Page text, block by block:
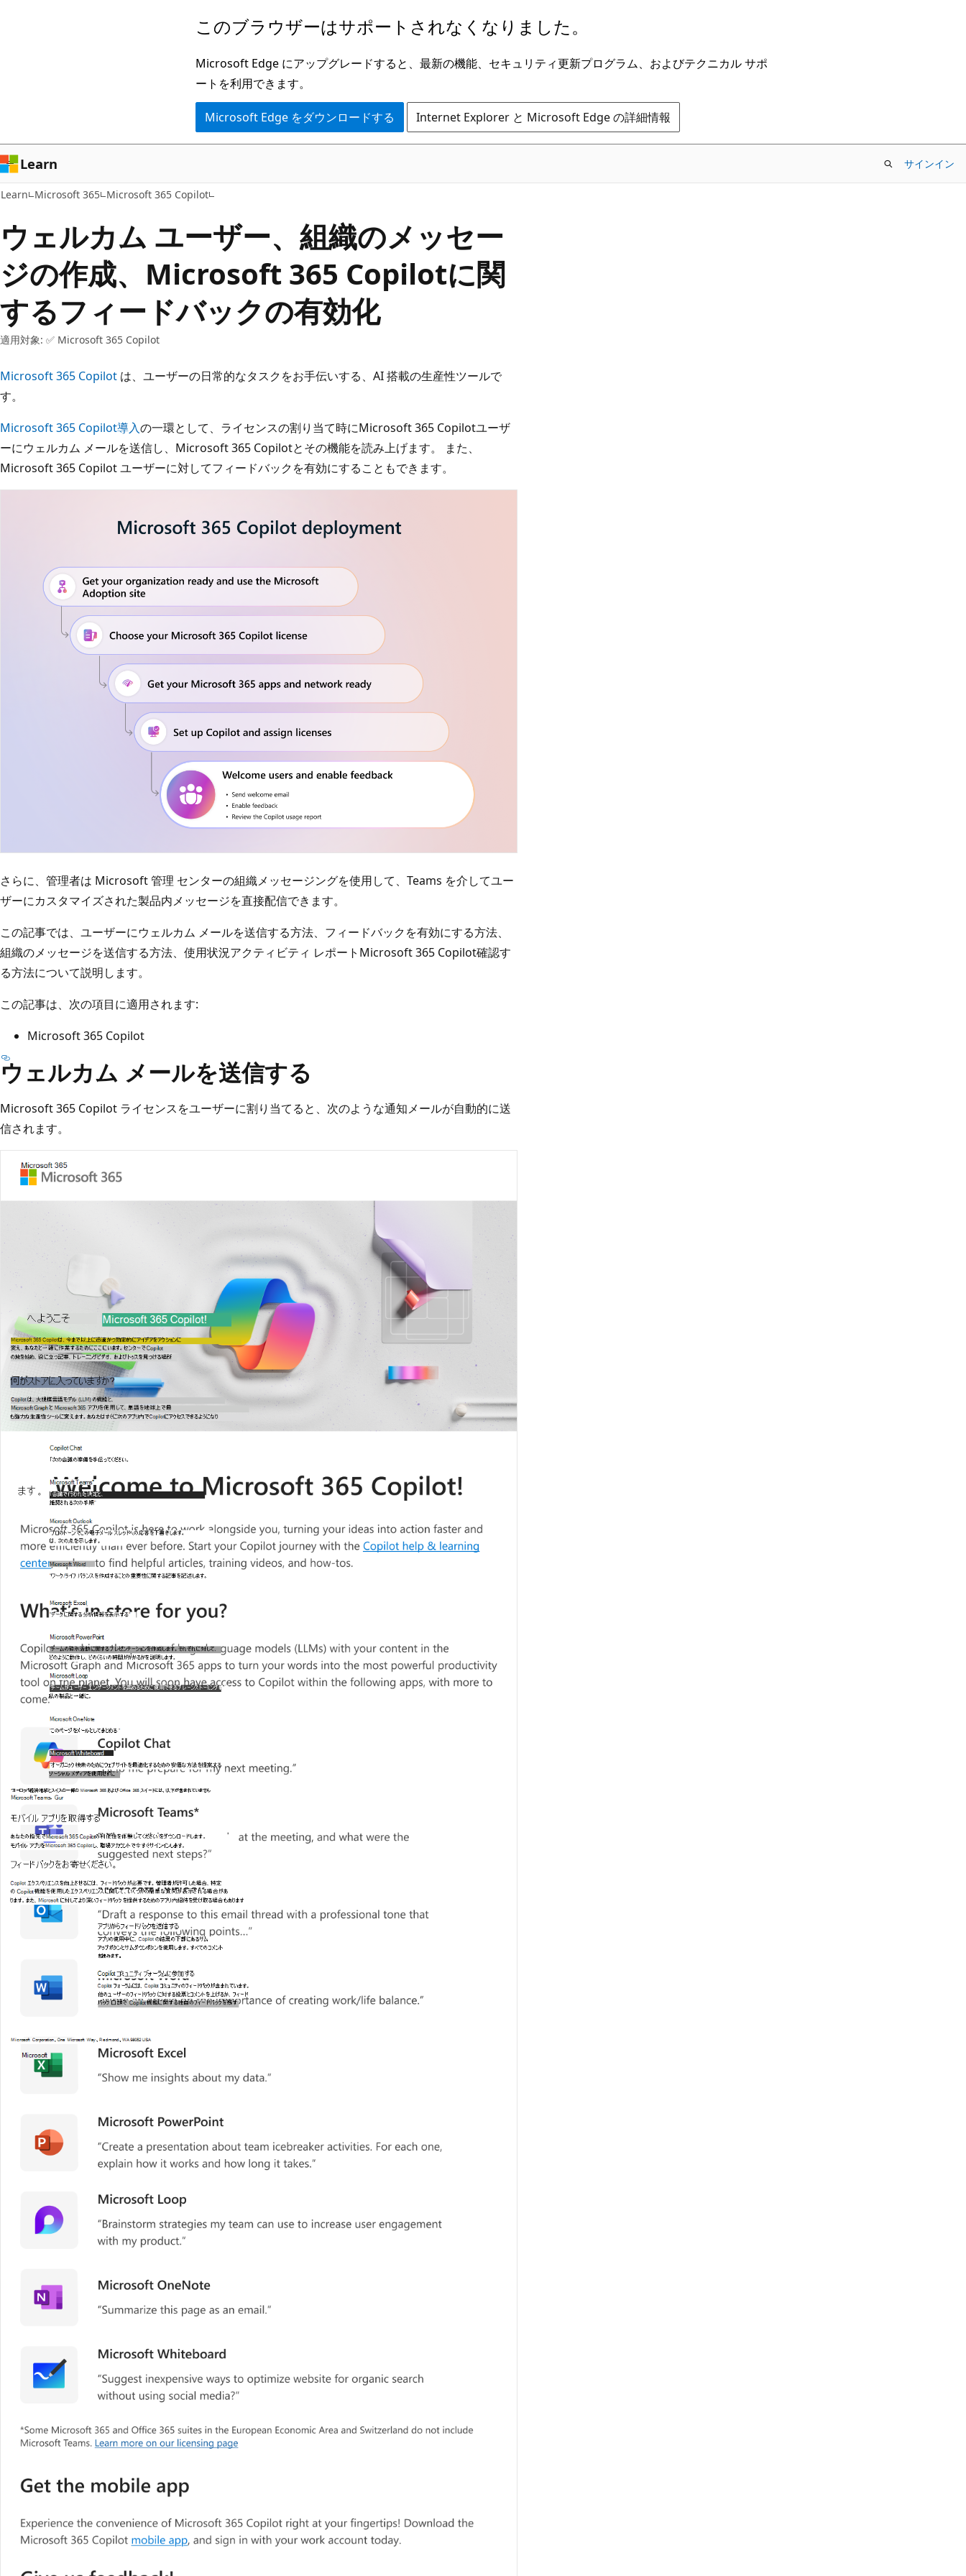
ン
ツ
に
ス
キ
ッ
プ
このブラウザーはサポートされなくなりました。
Microsoft Edge にアップグレードすると、最新の機能、セキュリティ更新プログラム、およびテクニカル サポ
ートを利用できます。
Microsoft Edge をダウンロードする Internet Explorer と Microsoft Edge の詳細情報
Learn サインイン
Learn Microsoft 365 Microsoft 365 Copilot
ウェルカム ユーザー、組織のメッセー
ジの作成、Microsoft 365 Copilotに関
するフィードバックの有効化
適用対象: ✅ Microsoft 365 Copilot
Microsoft 365 Copilot は、ユーザーの日常的なタスクをお手伝いする、AI 搭載の生産性ツールで
す。
Microsoft 365 Copilot導入の一環として、ライセンスの割り当て時にMicrosoft 365 Copilotユーザ
ーにウェルカム メールを送信し、Microsoft 365 Copilotとその機能を読み上げます。 また、
Microsoft 365 Copilot ユーザーに対してフィードバックを有効にすることもできます。
さらに、管理者は Microsoft 管理 センターの組織メッセージングを使用して、Teams を介してユー
ザーにカスタマイズされた製品内メッセージを直接配信できます。
この記事では、ユーザーにウェルカム メールを送信する方法、フィードバックを有効にする方法、
組織のメッセージを送信する方法、使用状況アクティビティ レポートMicrosoft 365 Copilot確認す
る方法について説明します。
この記事は、次の項目に適用されます:
Microsoft 365 Copilot
ウェルカム メールを送信する
Microsoft 365 Copilot ライセンスをユーザーに割り当てると、次のような通知メールが自動的に送
信されます。